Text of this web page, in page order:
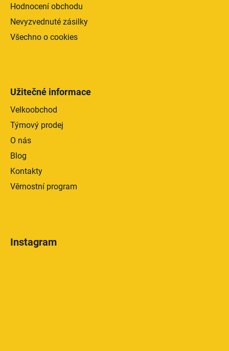
Hodnocení obchodu
Nevyzvednuté zásilky
Všechno o cookies
Užitečné informace
Velkoobchod
Týmový prodej
O nás
Blog
Kontakty
Věrnostní program
Instagram